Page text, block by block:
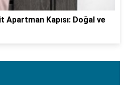
Kapısı: Doğal ve